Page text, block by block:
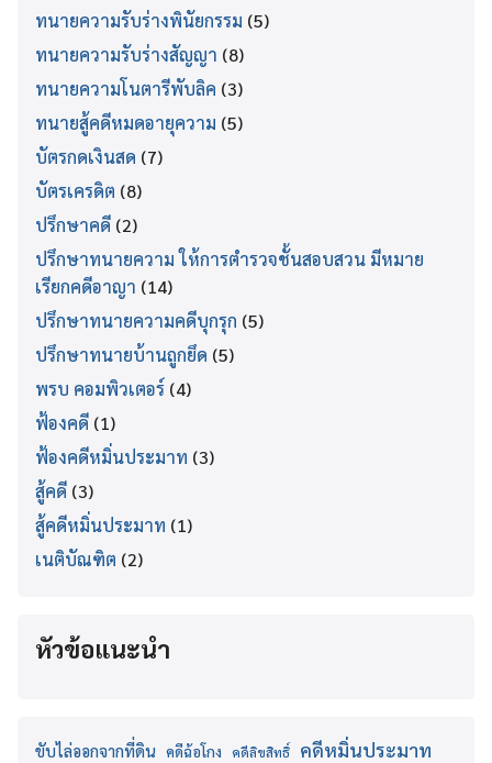
ทนายความรับร่างพินัยกรรม (5)
ทนายความรับร่างสัญญา (8)
ทนายความโนตารีพับลิค (3)
ทนายสู้คดีหมดอายุความ (5)
บัตรกดเงินสด (7)
บัตรเครดิต (8)
ปรึกษาคดี (2)
ปรึกษาทนายความ ให้การตำรวจชั้นสอบสวน มีหมาย
เรียกคดีอาญา (14)
ปรึกษาทนายความคดีบุกรุก (5)
ปรึกษาทนายบ้านถูกยึด (5)
พรบ คอมพิวเตอร์ (4)
ฟ้องคดี (1)
ฟ้องคดีหมิ่นประมาท (3)
สู้คดี (3)
สู้คดีหมิ่นประมาท (1)
เนติบัณฑิต (2)
หัวข้อแนะนำ
ขับไล่ออกจากที่ดิน คดีฉ้อโกง คดีลิขสิทธิ์ คดีหมิ่นประมาท